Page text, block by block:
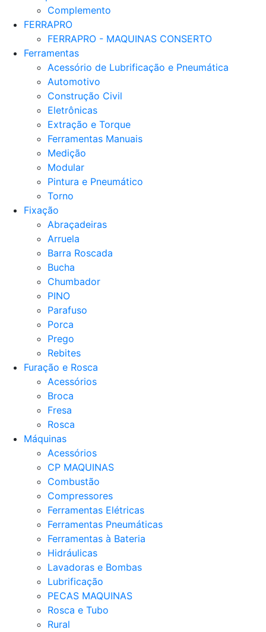
Complemento
FERRAPRO
FERRAPRO - MAQUINAS CONSERTO
Ferramentas
Acessório de Lubrificação e Pneumática
Automotivo
Construção Civil
Eletrônicas
Extração e Torque
Ferramentas Manuais
Medição
Modular
Pintura e Pneumático
Torno
Fixação
Abraçadeiras
Arruela
Barra Roscada
Bucha
Chumbador
PINO
Parafuso
Porca
Prego
Rebites
Furação e Rosca
Acessórios
Broca
Fresa
Rosca
Máquinas
Acessórios
CP MAQUINAS
Combustão
Compressores
Ferramentas Elétricas
Ferramentas Pneumáticas
Ferramentas à Bateria
Hidráulicas
Lavadoras e Bombas
Lubrificação
PECAS MAQUINAS
Rosca e Tubo
Rural